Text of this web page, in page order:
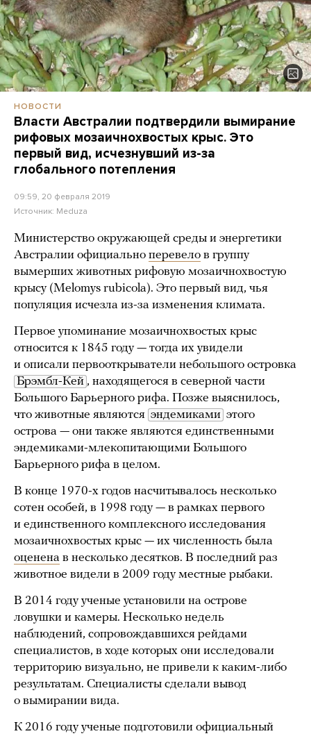
НОВОСТИ
Власти Австралии подтвердили вымирание
рифовых мозаичнохвостых крыс. Это
первый вид, исчезнувший из-за
глобального потепления
09:59, 20 февраля 2019
Источник: Meduza
Министерство окружающей среды и энергетики
Австралии официально перевело в группу
вымерших животных рифовую мозаичнохвостую
крысу (Melomys rubicola). Это первый вид, чья
популяция исчезла из-за изменения климата.
Первое упоминание мозаичнохвостых крыс
относится к 1845 году — тогда их увидели
и описали первооткрыватели небольшого островка
Брэмбл-Кей , находящегося в северной части
Большого Барьерного рифа. Позже выяснилось,
что животные являются эндемиками этого
острова — они также являются единственными
эндемиками-млекопитающими Большого
Барьерного рифа в целом.
В конце 1970-х годов насчитывалось несколько
сотен особей, в 1998 году — в рамках первого
и единственного комплексного исследования
мозаичнохвостых крыс — их численность была
оценена в несколько десятков. В последний раз
животное видели в 2009 году местные рыбаки.
В 2014 году ученые установили на острове
ловушки и камеры. Несколько недель
наблюдений, сопровождавшихся рейдами
специалистов, в ходе которых они исследовали
территорию визуально, не привели к каким-либо
результатам. Специалисты сделали вывод
о вымирании вида.
К 2016 году ученые подготовили официальный